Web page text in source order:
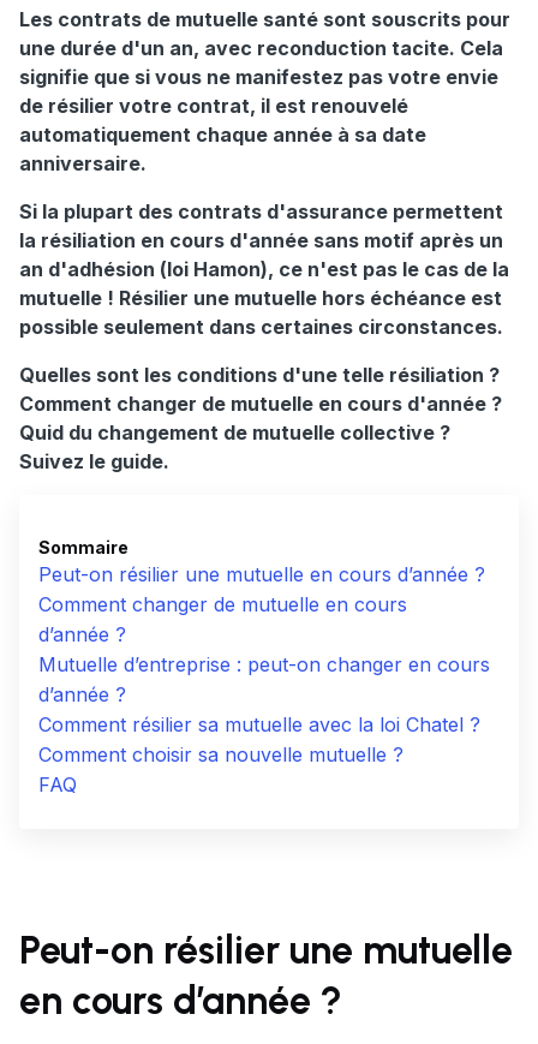
Les contrats de mutuelle santé sont souscrits pour
une durée d'un an, avec reconduction tacite. Cela
signifie que si vous ne manifestez pas votre envie
de résilier votre contrat, il est renouvelé
automatiquement chaque année à sa date
anniversaire.
Si la plupart des contrats d'assurance permettent
la résiliation en cours d'année sans motif après un
an d'adhésion (loi Hamon), ce n'est pas le cas de la
mutuelle ! Résilier une mutuelle hors échéance est
possible seulement dans certaines circonstances.
Quelles sont les conditions d'une telle résiliation ?
Comment changer de mutuelle en cours d'année ?
Quid du changement de mutuelle collective ?
Suivez le guide.
Sommaire
Peut-on résilier une mutuelle en cours d’année ?
Comment changer de mutuelle en cours
d’année ?
Mutuelle d’entreprise : peut-on changer en cours
d’année ?
Comment résilier sa mutuelle avec la loi Chatel ?
Comment choisir sa nouvelle mutuelle ?
FAQ
Peut-on résilier une mutuelle
en cours d’année ?